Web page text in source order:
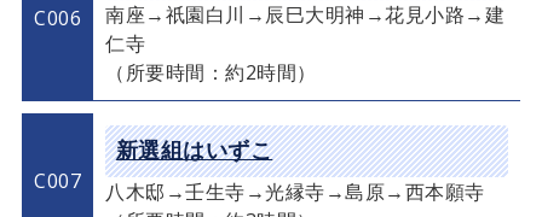
C006
南座→祇園白川→辰巳大明神→花見小路→建
仁寺
（所要時間：約2時間）
C007
新選組はいずこ
八木邸→壬生寺→光縁寺→島原→西本願寺